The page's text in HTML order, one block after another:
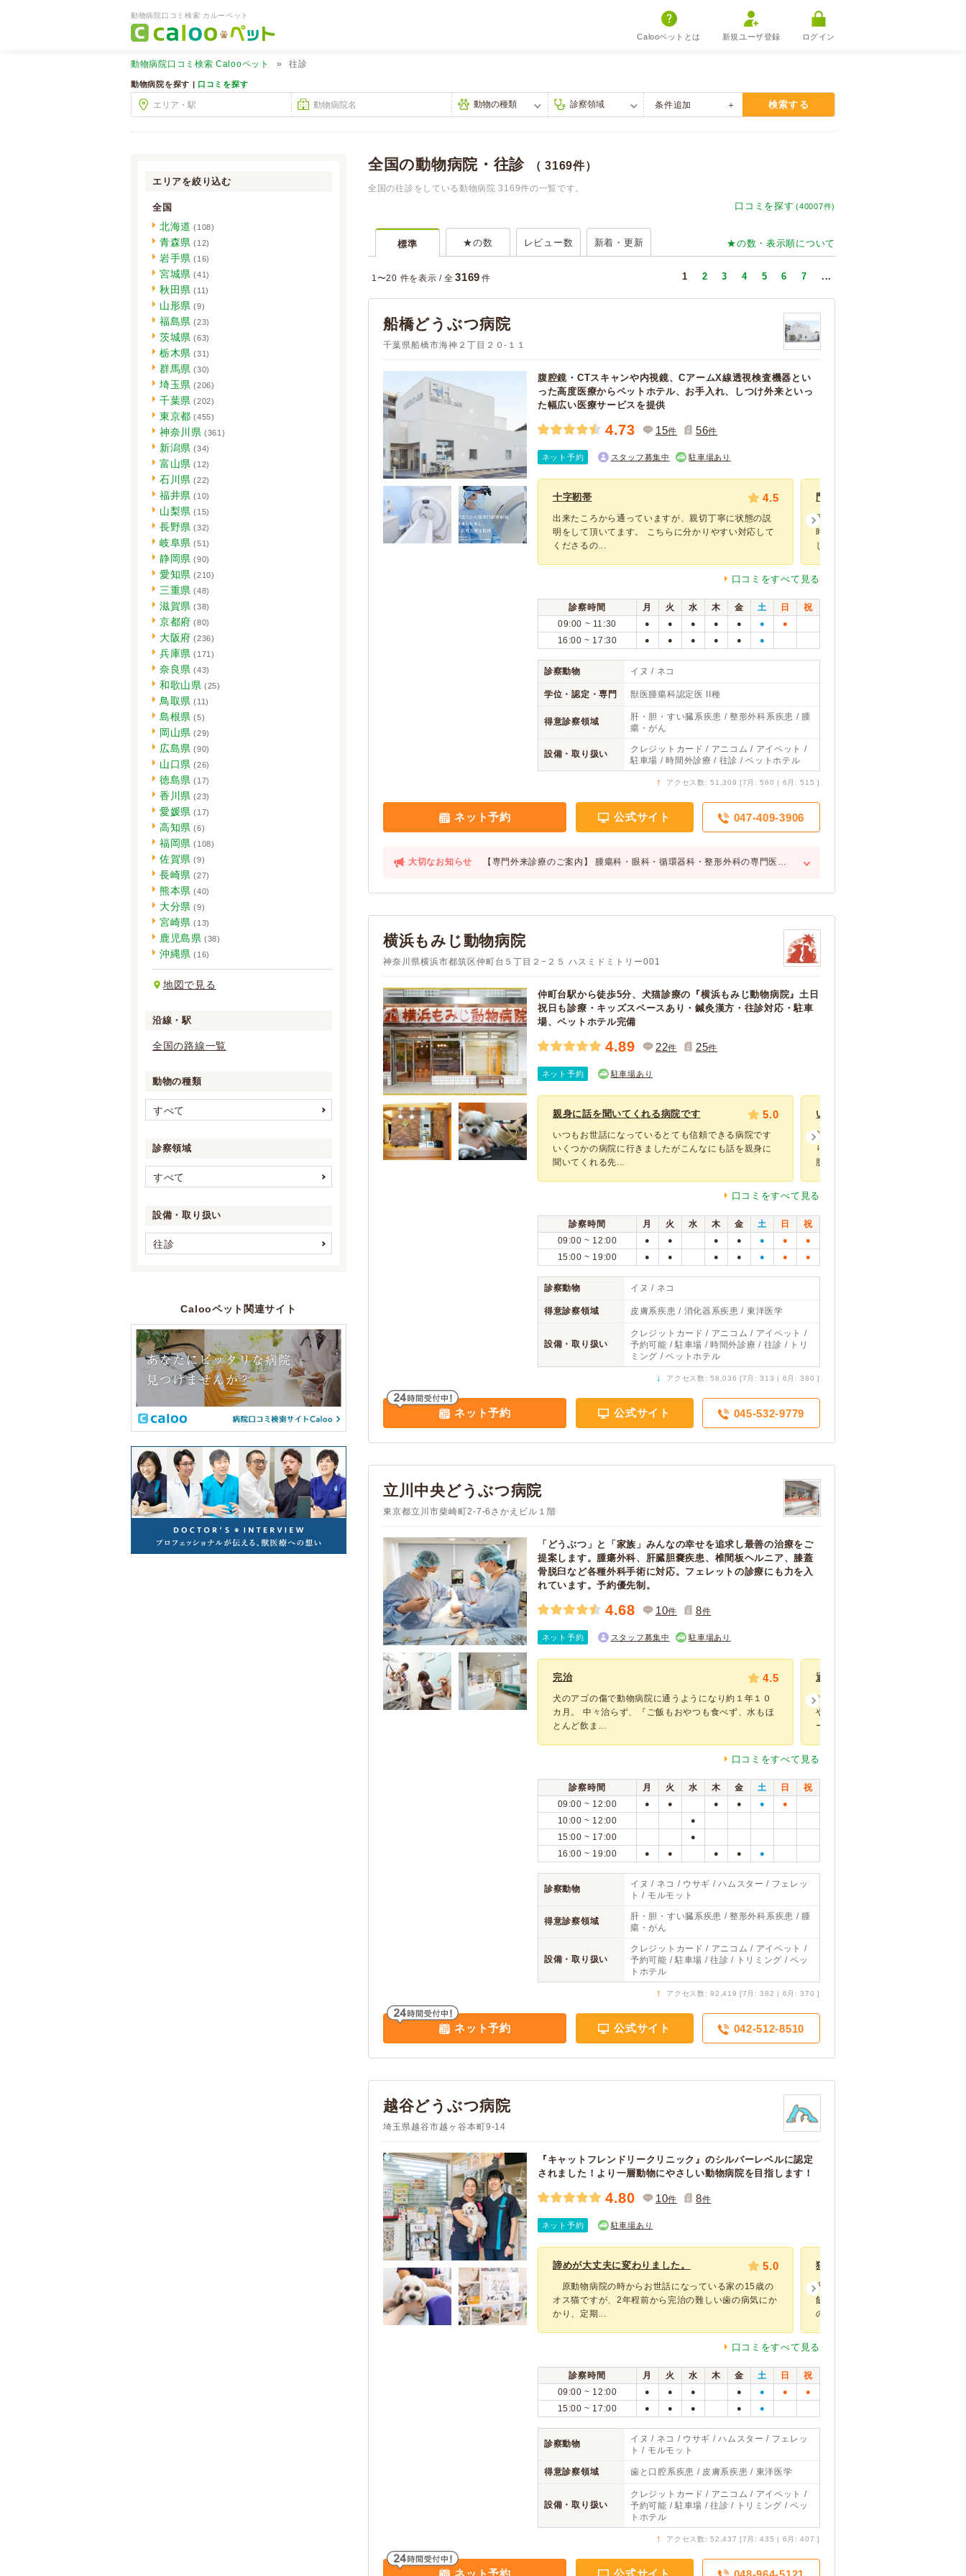
動物病院口コミ検索 カルーペット
Calooペットとは 新規ユーザ登録 ログイン
動物病院口コミ検索 Calooペット 往診
動物病院を探す | 口コミを探す
条件追加 検索する
全国の動物病院・往診 （ 3169件）
全国の往診をしている動物病院 3169件の一覧です。
口コミを探す (40007件)
標準 ★の数 レビュー数 新着・更新 ★の数・表示順について
1〜20 件を表示 /全 3169 件 1 2 3 4 5 6 7 ...
船橋どうぶつ病院
千葉県船橋市海神２丁目２０-１１
腹腔鏡・CTスキャンや内視鏡、CアームX線透視検査機器とい
った高度医療からペットホテル、お手入れ、しつけ外来といっ
た幅広い医療サービスを提供
4.73 15件 56件
ネット予約 スタッフ募集中 駐車場あり
十字靭帯 4.5
出来たころから通っていますが、親切丁寧に状態の説
明をして頂いてます。 こちらに分かりやすい対応して
くださるの...
門脈体循環シャント
愛犬が子犬の時からお世話になって
時、健康診断がきっかけで門脈体循
しました...
口コミをすべて見る
診察時間 月 火 水 木 金 土 日
祝
09:00 ~ 11:30
● ● ● ● ● ● ●
16:00 ~ 17:30 ● ● ● ● ● ●
診察動物 イヌ / ネコ
学位・認定・専門 獣医腫瘍科認定医 II種
得意診察領域
肝・胆・すい臓系疾患 / 整形外科系疾患 / 腫
瘍・がん
設備・取り扱い
クレジットカード / アニコム / アイペット /
駐車場 / 時間外診療 / 往診 / ペットホテル
↑ アクセス数: 51,309 [7月: 560 | 6月: 515 ]
ネット予約 公式サイト 047-409-3906
大切なお知らせ 【専門外来診療のご案内】 腫瘍科・眼科・循環器科・整形外科の専門医…
横浜もみじ動物病院
神奈川県横浜市都筑区仲町台５丁目２−２５ ハスミドミトリー001
仲町台駅から徒歩5分、犬猫診療の『横浜もみじ動物病院』土日
祝日も診療・キッズスペースあり・鍼灸漢方・往診対応・駐車
場、ペットホテル完備
4.89 22件 25件
ネット予約 駐車場あり
親身に話を聞いてくれる病院です 5.0
いつもお世話になっているとても信頼できる病院です
いくつかの病院に行きましたがこんなにも話を親身に
聞いてくれる先...
いつも親身に相談に乗っていた
親子でお世話になりました。今回母
り、娘は膀胱炎の治療と爪切りをし
胱炎の原因、家...
口コミをすべて見る
診察時間 月 火 水 木 金 土 日
祝
09:00 ~ 12:00
● ● ● ● ● ● ●
15:00 ~ 19:00 ● ● ● ● ● ● ●
診察動物 イヌ / ネコ
得意診察領域 皮膚系疾患 / 消化器系疾患 / 東洋医学
設備・取り扱い
クレジットカード / アニコム / アイペット /
予約可能 / 駐車場 / 時間外診療 / 往診 / トリ
ミング / ペットホテル
↓ アクセス数: 58,036 [7月: 313 | 6月: 380 ]
ネット予約 公式サイト 045-532-9779
立川中央どうぶつ病院
東京都立川市柴崎町2-7-6さかえビル１階
「どうぶつ」と「家族」みんなの幸せを追求し最善の治療をご
提案します。腫瘍外科、肝臓胆嚢疾患、椎間板ヘルニア、膝蓋
骨脱臼など各種外科手術に対応。フェレットの診療にも力を入
れています。予約優先制。
4.68 10件 8件
ネット予約 スタッフ募集中 駐車場あり
完治 4.5
犬のアゴの傷で動物病院に通うようになり約１年１０
カ月。 中々治らず、『ご飯もおやつも食べず、水もほ
とんど飲ま...
通える人は予約待ちでもこちら
かかりつけ医として何年もお世話に
や校門絞りを初め、トリミングは注
ー＆カッ...
口コミをすべて見る
診察時間 月 火 水 木 金 土 日
祝
09:00 ~ 12:00
● ● ● ● ● ●
10:00 ~ 12:00 ●
15:00 ~ 17:00 ●
16:00 ~ 19:00 ● ● ● ● ●
診察動物
イヌ / ネコ / ウサギ / ハムスター / フェレッ
ト / モルモット
得意診察領域
肝・胆・すい臓系疾患 / 整形外科系疾患 / 腫
瘍・がん
設備・取り扱い
クレジットカード / アニコム / アイペット /
予約可能 / 駐車場 / 往診 / トリミング / ペッ
トホテル
↑ アクセス数: 92,419 [7月: 382 | 6月: 370 ]
ネット予約 公式サイト 042-512-8510
越谷どうぶつ病院
埼玉県越谷市越ヶ谷本町9-14
『キャットフレンドリークリニック』のシルバーレベルに認定
されました！より一層動物にやさしい動物病院を目指します！
4.80 10件 8件
ネット予約 駐車場あり
諦めが大丈夫に変わりました。 5.0
原動物病院の時からお世話になっている家の15歳の
オス猫ですが、2年程前から完治の難しい歯の病気にか
かり、定期...
猫も安心して身を委ねていました
家に野良猫が毎日来るようになり、
飯をあげましたが全く食べてくれず
ので口コミを見...
口コミをすべて見る
診察時間 月 火 水 木 金 土 日
祝
09:00 ~ 12:00
● ● ● ● ● ● ●
15:00 ~ 17:00 ● ● ● ● ●
診察動物
イヌ / ネコ / ウサギ / ハムスター / フェレッ
ト / モルモット
得意診察領域 歯と口腔系疾患 / 皮膚系疾患 / 東洋医学
設備・取り扱い
クレジットカード / アニコム / アイペット /
予約可能 / 駐車場 / 往診 / トリミング / ペッ
トホテル
↑ アクセス数: 52,437 [7月: 435 | 6月: 407 ]
ネット予約 公式サイト
エリアを絞り込む
全国
北海道 (108)
青森県 (12)
岩手県 (16)
宮城県 (41)
秋田県 (11)
山形県 (9)
福島県 (23)
茨城県 (63)
栃木県 (31)
群馬県 (30)
埼玉県 (206)
千葉県 (202)
東京都 (455)
神奈川県 (361)
新潟県 (34)
富山県 (12)
石川県 (22)
福井県 (10)
山梨県 (15)
長野県 (32)
岐阜県 (51)
静岡県 (90)
愛知県 (210)
三重県 (48)
滋賀県 (38)
京都府 (80)
大阪府 (236)
兵庫県 (171)
奈良県 (43)
和歌山県 (25)
鳥取県 (11)
島根県 (5)
岡山県 (29)
広島県 (90)
山口県 (26)
徳島県 (17)
香川県 (23)
愛媛県 (17)
高知県 (6)
福岡県 (108)
佐賀県 (9)
長崎県 (27)
熊本県 (40)
大分県 (9)
宮崎県 (13)
鹿児島県 (38)
沖縄県 (16)
地図で見る
沿線・駅
全国の路線一覧
動物の種類
すべて
イヌ
(3138) ネコ (3146)
ウサギ (1527) ハムスター (1343)
(702)
(144)
診察領域
すべて
脳・神経系疾患 (653)
呼吸器系疾患 (696)
肝・胆・すい臓系疾患
内分泌代謝系疾患
筋肉系疾患 (617)
寄生虫 (637)
心の病気
設備・取り扱い
往診
(6197)
ペット&ファミリー
(2202)
(22)
オンライン診療 (29)
ペットホテル (4005)
Calooペット関連サイト